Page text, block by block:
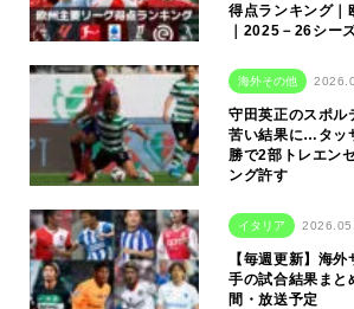
得点ランキング｜
｜2025－26シー
海外その他
守田英正のスポル
苦い結果に…タッ
勝で2部トレエン
ング許す
イタリア
【毎週更新】海
手の試合結果まと
間・放送予定